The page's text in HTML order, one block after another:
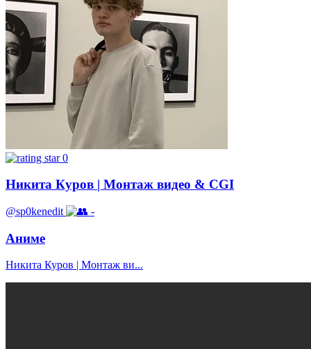
0
Никита Куров | Монтаж видео & CGI
@sp0kenedit -
Аниме
Никита Куров | Монтаж ви...